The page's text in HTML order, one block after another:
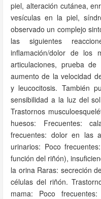
piel, alteración cutánea,
vesículas en la piel,
observado un complejo
las siguientes
inflamación/dolor de los
articulaciones, prueba de
aumento de la velocidad
y leucocitosis. También
sensibilidad a la luz del
Trastornos
huesos: Frecuentes:
frecuentes: dolor en las
urinarios: Poco
función del riñón),
la orina Raras: secreción
células del riñón.
mama: Poco